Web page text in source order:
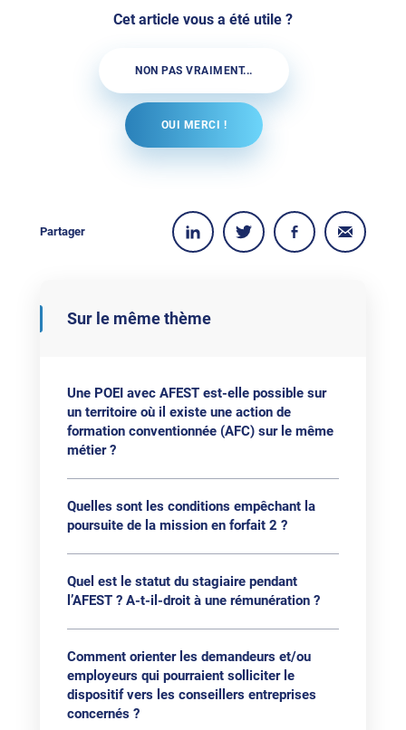
Cet article vous a été utile ?
NON PAS VRAIMENT...
OUI MERCI !
Partager
Sur le même thème
Une POEI avec AFEST est-elle possible sur
un territoire où il existe une action de
formation conventionnée (AFC) sur le même
métier ?
Quelles sont les conditions empêchant la
poursuite de la mission en forfait 2 ?
Quel est le statut du stagiaire pendant
l’AFEST ? A-t-il-droit à une rémunération ?
Comment orienter les demandeurs et/ou
employeurs qui pourraient solliciter le
dispositif vers les conseillers entreprises
concernés ?